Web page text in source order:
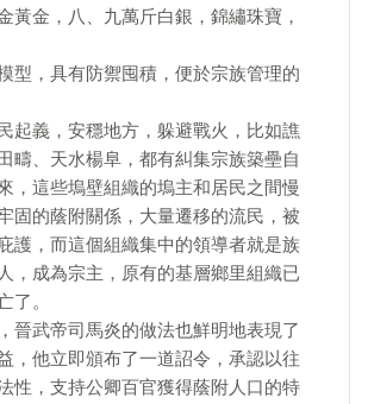
黃金，八、九萬斤白銀，錦繡珠寶，
型，具有防禦囤積，便於宗族管理的
起義，安穩地方，躲避戰火，比如譙
疇、天水楊阜，都有糾集宗族築壘自
，這些塢壁組織的塢主和居民之間慢
固的蔭附關係，大量遷移的流民，被
護，而這個組織集中的領導者就是族
，成為宗主，原有的基層鄉里組織已
了。
晉武帝司馬炎的做法也鮮明地表現了
，他立即頒布了一道詔令，承認以往
性，支持公卿百官獲得蔭附人口的特